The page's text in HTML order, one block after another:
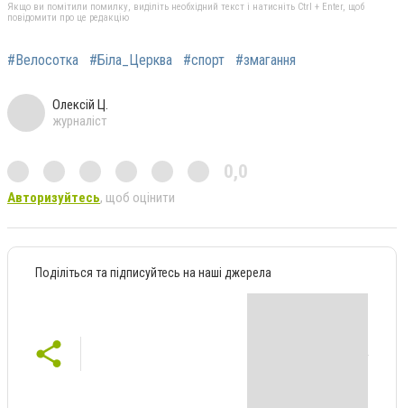
Якщо ви помітили помилку, виділіть необхідний текст і натисніть Ctrl + Enter, щоб
повідомити про це редакцію
#Велосотка #Біла_Церква #спорт #змагання
Олексій Ц.
журналіст
0,0
Авторизуйтесь, щоб оцінити
Поділіться та підписуйтесь на наші джерела